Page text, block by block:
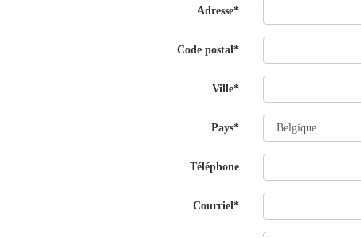
Adresse*
Code postal*
Ville*
Pays*
Téléphone
Courriel*